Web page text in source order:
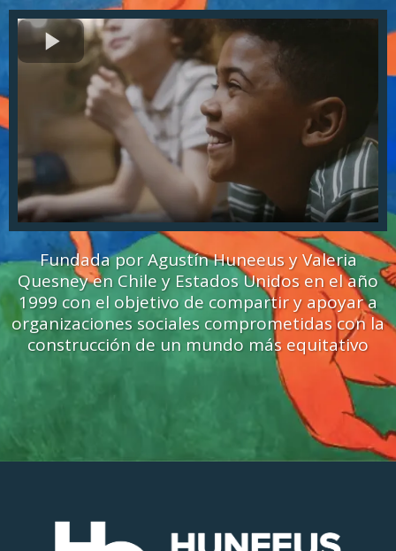
Fundada por Agustín Huneeus y Valeria
Quesney en Chile y Estados Unidos en el año
1999 con el objetivo de compartir y apoyar a
organizaciones sociales comprometidas con la
construcción de un mundo más equitativo